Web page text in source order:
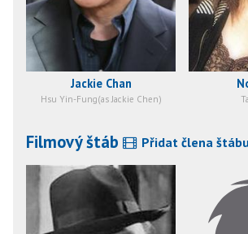
Jackie Chan
Hsu Yin-Fung(as Jackie Chen)
Filmový štáb Přidat člena štábu